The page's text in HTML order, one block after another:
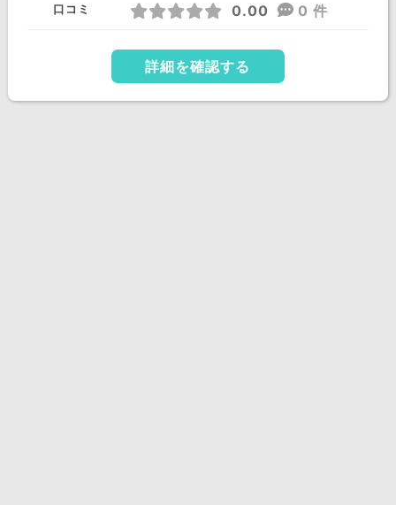
口コミ 0.00 0 件
詳細を確認する